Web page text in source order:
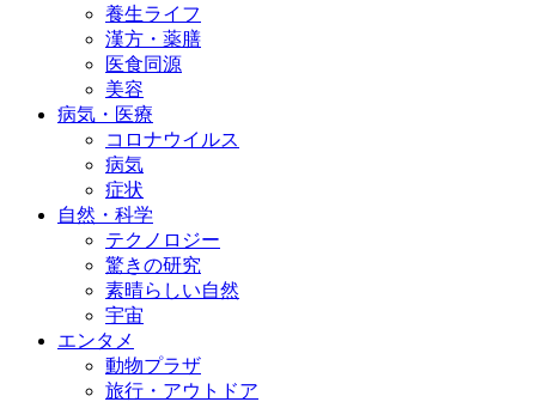
養生ライフ
漢方・薬膳
医食同源
美容
病気・医療
コロナウイルス
病気
症状
自然・科学
テクノロジー
驚きの研究
素晴らしい自然
宇宙
エンタメ
動物プラザ
旅行・アウトドア